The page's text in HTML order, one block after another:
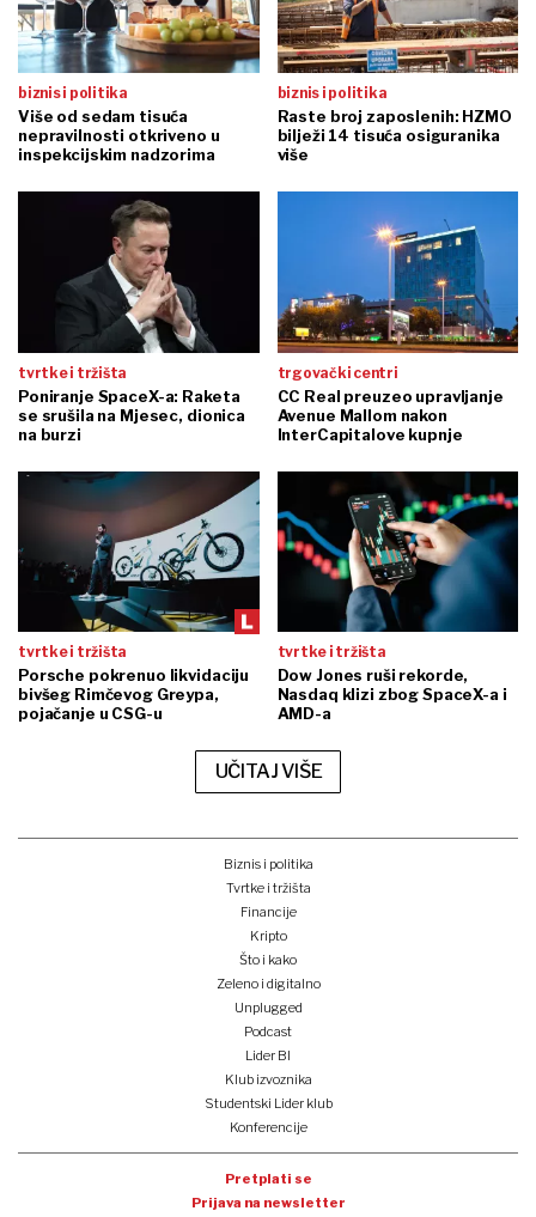
biznis i politika
Više od sedam tisuća
nepravilnosti otkriveno u
inspekcijskim nadzorima
biznis i politika
Raste broj zaposlenih: HZMO
bilježi 14 tisuća osiguranika
više
tvrtke i tržišta
Poniranje SpaceX-a: Raketa
se srušila na Mjesec, dionica
na burzi
trgovački centri
CC Real preuzeo upravljanje
Avenue Mallom nakon
InterCapitalove kupnje
tvrtke i tržišta
Porsche pokrenuo likvidaciju
bivšeg Rimčevog Greypa,
pojačanje u CSG-u
tvrtke i tržišta
Dow Jones ruši rekorde,
Nasdaq klizi zbog SpaceX-a i
AMD-a
UČITAJ VIŠE
Biznis i politika
Tvrtke i tržišta
Financije
Kripto
Što i kako
Zeleno i digitalno
Unplugged
Podcast
Lider BI
Klub izvoznika
Studentski Lider klub
Konferencije
Pretplati se
Prijava na newsletter